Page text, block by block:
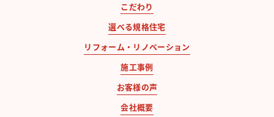
こだわり
選べる規格住宅
リフォーム・リノベーション
施工事例
お客様の声
会社概要